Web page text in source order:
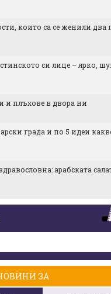
които са се женили два
си лице – ярко,
и плъхове в двора ни
градa и по 5 идеи
арабската
ЗА